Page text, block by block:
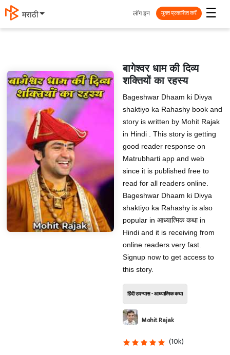
मराठी ☰
लॉग इन मुक्त प्रकाशित करें
बागेश्वर धाम की दिव्य
शक्तियों का रहस्य
Bageshwar Dhaam ki Divya
shaktiyo ka Rahashy book and
story is written by Mohit Rajak
in Hindi . This story is getting
good reader response on
Matrubharti app and web
since it is published free to
read for all readers online.
Bageshwar Dhaam ki Divya
shaktiyo ka Rahashy is also
popular in आध्यात्मिक कथा in
Hindi and it is receiving from
online readers very fast.
Signup now to get access to
this story.
हिंदी उपन्यास - आध्यात्मिक कथा
Mohit Rajak
(10k)